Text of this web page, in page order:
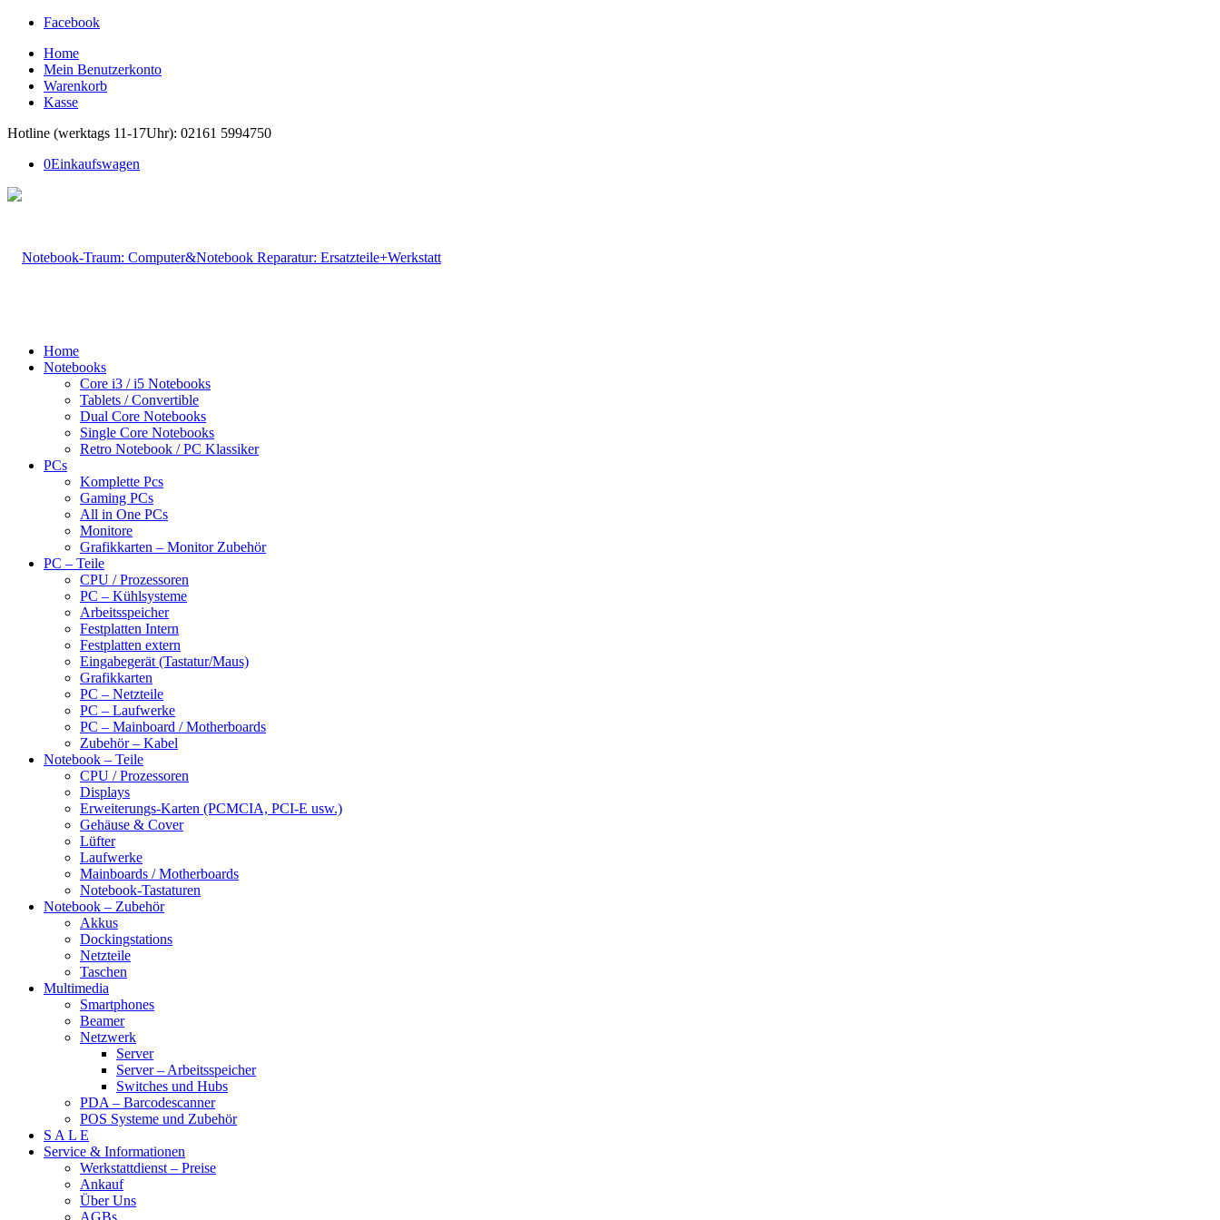
Facebook
Home
Mein Benutzerkonto
Warenkorb
Kasse
Hotline (werktags 11-17Uhr): 02161 5994750
0Einkaufswagen
Home
Notebooks
Core i3 / i5 Notebooks
Tablets / Convertible
Dual Core Notebooks
Single Core Notebooks
Retro Notebook / PC Klassiker
PCs
Komplette Pcs
Gaming PCs
All in One PCs
Monitore
Grafikkarten – Monitor Zubehör
PC – Teile
CPU / Prozessoren
PC – Kühlsysteme
Arbeitsspeicher
Festplatten Intern
Festplatten extern
Eingabegerät (Tastatur/Maus)
Grafikkarten
PC – Netzteile
PC – Laufwerke
PC – Mainboard / Motherboards
Zubehör – Kabel
Notebook – Teile
CPU / Prozessoren
Displays
Erweiterungs-Karten (PCMCIA, PCI-E usw.)
Gehäuse & Cover
Lüfter
Laufwerke
Mainboards / Motherboards
Notebook-Tastaturen
Notebook – Zubehör
Akkus
Dockingstations
Netzteile
Taschen
Multimedia
Smartphones
Beamer
Netzwerk
Server
Server – Arbeitsspeicher
Switches und Hubs
PDA – Barcodescanner
POS Systeme und Zubehör
S A L E
Service & Informationen
Werkstattdienst – Preise
Ankauf
Über Uns
AGBs